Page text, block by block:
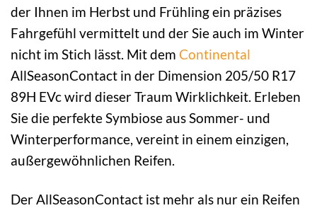
der Ihnen im Herbst und Frühling ein präzises
Fahrgefühl vermittelt und der Sie auch im Winter
nicht im Stich lässt. Mit dem Continental
AllSeasonContact in der Dimension 205/50 R17
89H EVc wird dieser Traum Wirklichkeit. Erleben
Sie die perfekte Symbiose aus Sommer- und
Winterperformance, vereint in einem einzigen,
außergewöhnlichen Reifen.
Der AllSeasonContact ist mehr als nur ein Reifen